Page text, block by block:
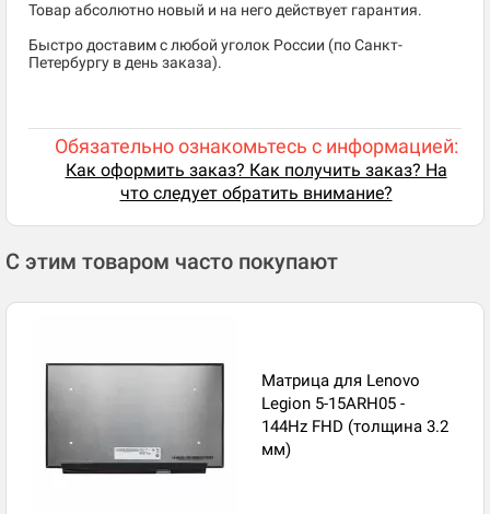
Товар абсолютно новый и на него действует гарантия.
Быстро доставим с любой уголок России (по Санкт-
Петербургу в день заказа).
Обязательно ознакомьтесь с информацией:
Как оформить заказ? Как получить заказ? На
что следует обратить внимание?
С этим товаром часто покупают
Матрица для Lenovo
Legion 5-15ARH05 -
144Hz FHD (толщина 3.2
мм)